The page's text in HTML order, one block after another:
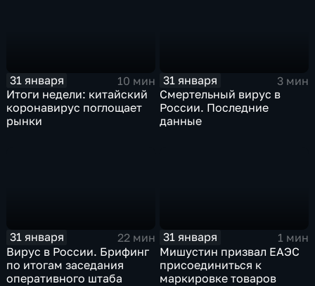
31 января
10 мин
Итоги недели: китайский
коронавирус поглощает
рынки
31 января
3 мин
Смертельный вирус в
России. Последние
данные
31 января
22 мин
Вирус в России. Брифинг
по итогам заседания
оперативного штаба
31 января
1 мин
Мишустин призвал ЕАЭС
присоединиться к
маркировке товаров